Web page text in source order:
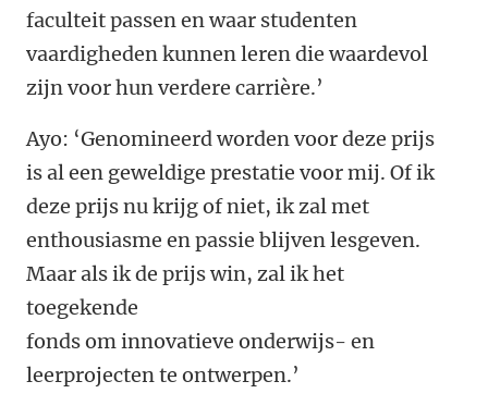
faculteit passen en waar studenten
vaardigheden kunnen leren die waardevol
zijn voor hun verdere carrière.’
Ayo: ‘Genomineerd worden voor deze prijs
is al een geweldige prestatie voor mij. Of ik
deze prijs nu krijg of niet, ik zal met
enthousiasme en passie blijven lesgeven.
Maar als ik de prijs win, zal ik het
toegekende
fonds om innovatieve onderwijs- en
leerprojecten te ontwerpen.’